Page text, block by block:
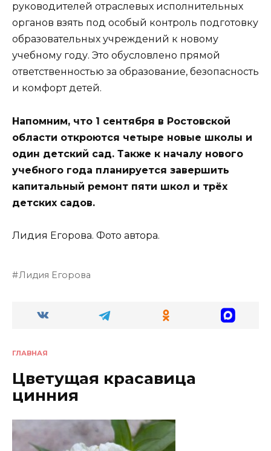
руководителей отраслевых исполнительных
органов взять под особый контроль подготовку
образовательных учреждений к новому
учебному году. Это обусловлено прямой
ответственностью за образование, безопасность
и комфорт детей.
Напомним, что 1 сентября в Ростовской
области откроются четыре новые школы и
один детский сад. Также к началу нового
учебного года планируется завершить
капитальный ремонт пяти школ и трёх
детских садов.
Лидия Егорова. Фото автора.
Лидия Егорова
ГЛАВНАЯ
Цветущая красавица
цинния